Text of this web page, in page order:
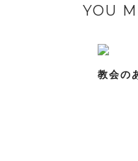
YOU
教会の